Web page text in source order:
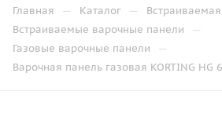
Главная — Каталог —
Встраиваемые варочные панели —
Газовые варочные панели —
Варочная панель газовая KORTING HG